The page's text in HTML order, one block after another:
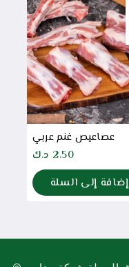
عصاعيص غنم عربي
2.50 د.ك
إضافة إلى السلة